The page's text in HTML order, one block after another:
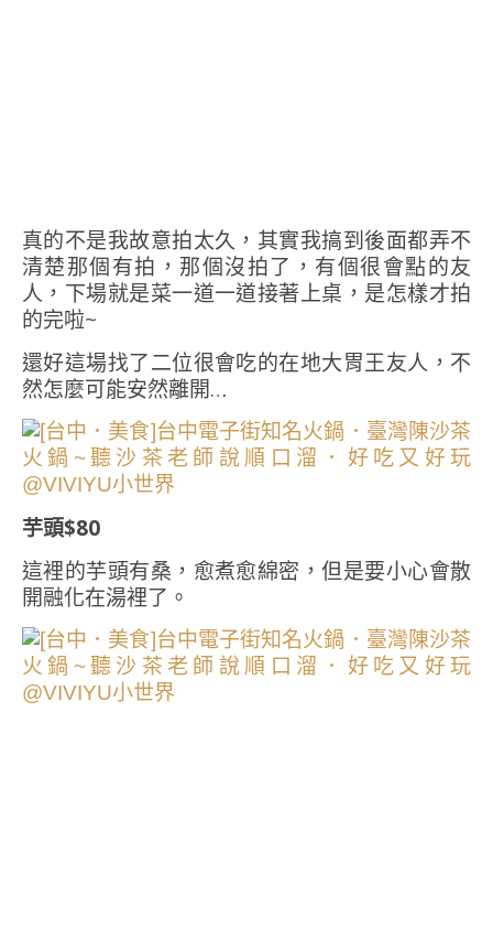
真的不是我故意拍太久，其實我搞到後面都弄不
清楚那個有拍，那個沒拍了，有個很會點的友
人，下場就是菜一道一道接著上桌，是怎樣才拍
的完啦~
還好這場找了二位很會吃的在地大胃王友人，不
然怎麼可能安然離開…
芋頭$80
這裡的芋頭有桑，愈煮愈綿密，但是要小心會散
開融化在湯裡了。